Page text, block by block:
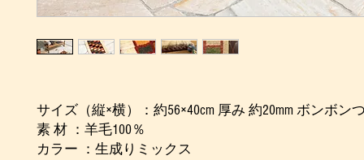
サイズ（縦×横）：約56×40cm 厚み 約20mm ボンボン
素 材 ：羊毛100％
カラー ：生成りミックス